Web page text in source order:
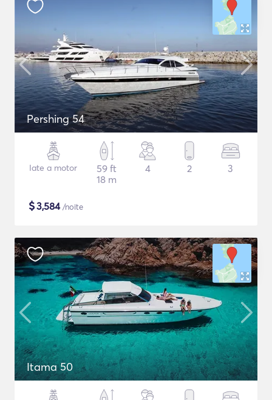
Pershing 54
Iate a motor
59 ft
18 m
4 2 3
$3,584/noite
Itama 50